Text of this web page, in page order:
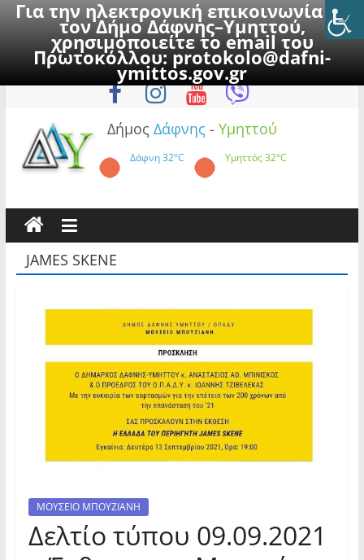
Για την ηλεκτρονική επικοινωνία με
τον Δήμο Δάφνης–Υμηττού,
χρησιμοποιείτε το email του
Πρωτοκόλλου:protokolo@dafni-
ymittos.gov.gr
to
Πέμπτη, 6 Αυγούστου 2026
Δήμος Δάφνης - Υμηττού
Δάφνη32°C Υμηττός32°C
JAMES SKENE
ΜΟΥΣΕΙΟ ΜΠΟΥΖΙΑΝΗ
Δελτίο τύπου 09.09.2021